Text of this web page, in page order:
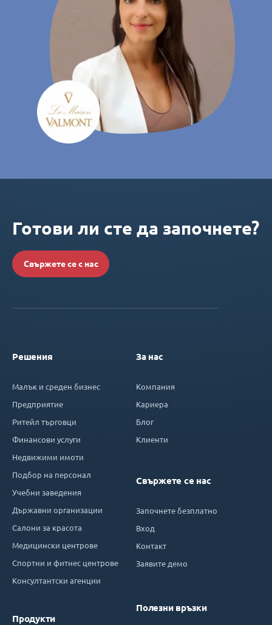
Готови ли сте да започнете?
Свържете се с нас
Решения
Малък и среден бизнес
Предприятие
Ритейл търговци
Финансови услуги
Недвижими имоти
Подбор на персонал
Учебни заведения
Държавни организации
Салони за красота
Медицински центрове
Спортни и фитнес центрове
Консултантски агенции
Продукти
За нас
Компания
Кариера
Блог
Клиенти
Свържете се нас
Започнете безплатно
Вход
Контакт
Заявите демо
Полезни връзки